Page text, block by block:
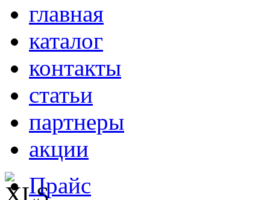
главная
каталог
контакты
статьи
партнеры
акции
Прайс